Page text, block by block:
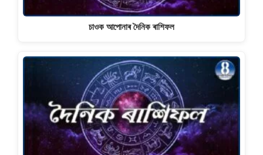
চাওক আপোনাৰ দৈনিক ৰাশিফল